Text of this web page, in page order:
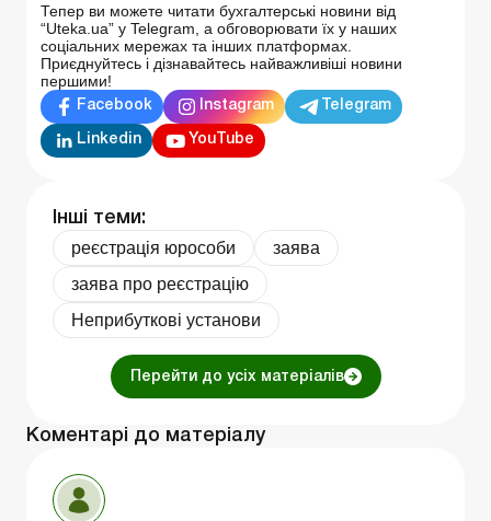
Тепер ви можете читати бухгалтерські новини від
“Uteka.ua” у Telegram, а обговорювати їх у наших
соціальних мережах та інших платформах.
Приєднуйтесь і дізнавайтесь найважливіші новини
першими!
Facebook Instagram Telegram
Linkedin YouTube
Інші теми:
реєстрація юрособи
заява
заява про реєстрацію
Неприбуткові установи
Перейти до усіх матеріалів
Коментарі до матеріалу